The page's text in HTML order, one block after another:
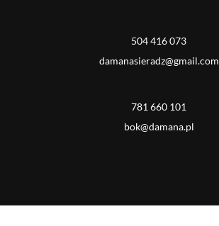
504 416 073
damanasieradz@gmail.com
781 660 101
bok@damana.pl